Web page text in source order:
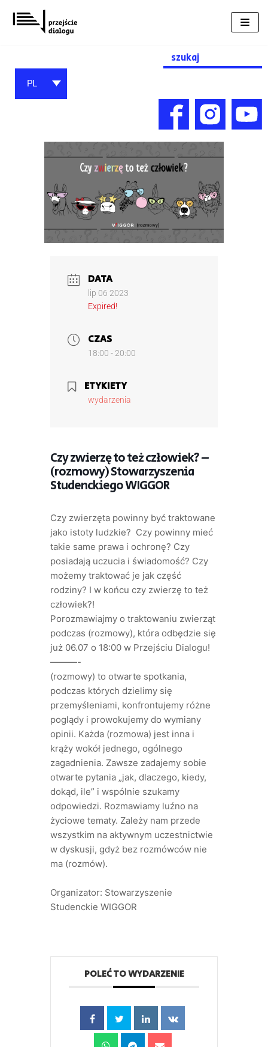
Przejdź
do
Search
for:
PL
DATA
lip 06 2023
Expired!
CZAS
18:00 - 20:00
ETYKIETY
wydarzenia
Czy zwierzę to też człowiek? –
(rozmowy) Stowarzyszenia
Studenckiego WIGGOR
Czy zwierzęta powinny być traktowane
jako istoty ludzkie? Czy powinny mieć
takie same prawa i ochronę? Czy
posiadają uczucia i świadomość? Czy
możemy traktować je jak część
rodziny? I w końcu czy zwierzę to też
człowiek?!
Porozmawiajmy o traktowaniu zwierząt
podczas (rozmowy), która odbędzie się
już 06.07 o 18:00 w Przejściu Dialogu!
———-
(rozmowy) to otwarte spotkania,
podczas których dzielimy się
przemyśleniami, konfrontujemy różne
poglądy i prowokujemy do wymiany
opinii. Każda (rozmowa) jest inna i
krąży wokół jednego, ogólnego
zagadnienia. Zawsze zadajemy sobie
otwarte pytania „jak, dlaczego, kiedy,
dokąd, ile” i wspólnie szukamy
odpowiedzi. Rozmawiamy luźno na
życiowe tematy. Zależy nam przede
wszystkim na aktywnym uczestnictwie
w dyskusji, gdyż bez rozmówców nie
ma (rozmów).
Organizator: Stowarzyszenie
Studenckie WIGGOR
POLEĆ TO WYDARZENIE